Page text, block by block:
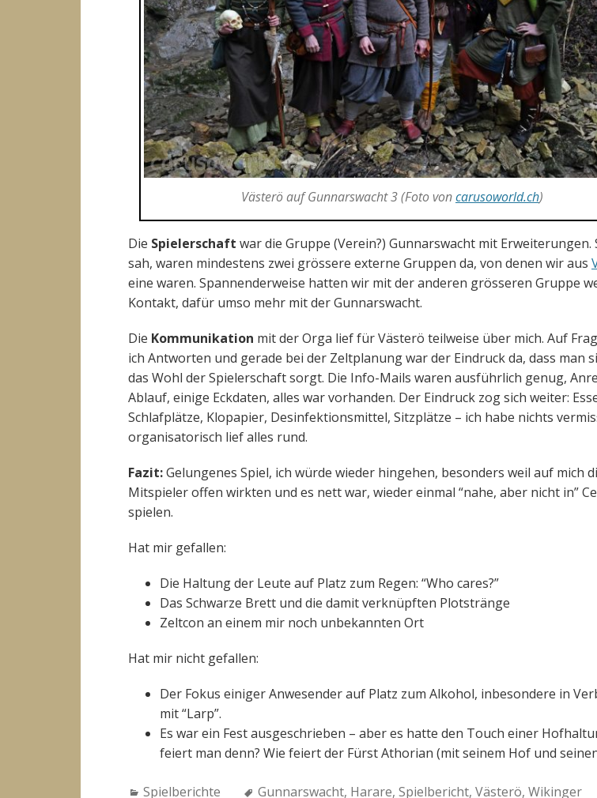
Västerö auf Gunnarswacht 3 (Foto voncarusoworld.ch)
Die Spielerschaft war die Gruppe (Verein?) Gunnarswacht mit Erweiterungen.
sah, waren mindestens zwei grössere externe Gruppen da, von denen wir aus
eine waren. Spannenderweise hatten wir mit der anderen grösseren Gruppe
Kontakt, dafür umso mehr mit der Gunnarswacht.
Die Kommunikation mit der Orga lief für Västerö teilweise über mich. Auf
ich Antworten und gerade bei der Zeltplanung war der Eindruck da, dass man
das Wohl der Spielerschaft sorgt. Die Info-Mails waren ausführlich genug,
Ablauf, einige Eckdaten, alles war vorhanden. Der Eindruck zog sich weiter:
Schlafplätze, Klopapier, Desinfektionsmittel, Sitzplätze – ich habe nichts
organisatorisch lief alles rund.
Fazit:Gelungenes Spiel, ich würde wieder hingehen, besonders weil auf mich
Mitspieler offen wirkten und es nett war, wieder einmal “nahe, aber nicht in”
spielen.
Hat mir gefallen:
Die Haltung der Leute auf Platz zum Regen: “Who cares?”
Das Schwarze Brett und die damit verknüpften Plotstränge
Zeltcon an einem mir noch unbekannten Ort
Hat mir nicht gefallen:
Der Fokus einiger Anwesender auf Platz zum Alkohol, inbesondere in
mit “Larp”.
Es war ein Fest ausgeschrieben – aber es hatte den Touch einer
feiert man denn? Wie feiert der Fürst Athorian (mit seinem Hof und
Categories:
Spielberichte Tags:
Gunnarswacht, Harare, Spielbericht, Västerö, Wikinger